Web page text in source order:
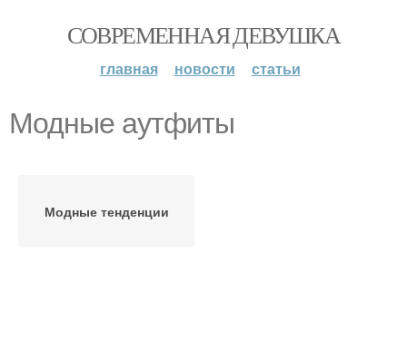
СОВРЕМЕННАЯ ДЕВУШКА
главная новости статьи
Модные аутфиты
Модные тенденции